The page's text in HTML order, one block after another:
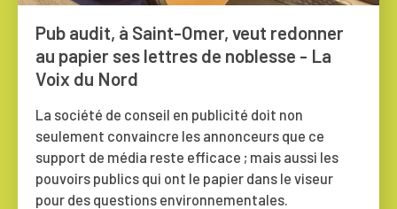
Pub audit, à Saint-Omer, veut redonner
au papier ses lettres de noblesse - La
Voix du Nord
La société de conseil en publicité doit non
seulement convaincre les annonceurs que ce
support de média reste efficace ; mais aussi les
pouvoirs publics qui ont le papier dans le viseur
pour des questions environnementales.